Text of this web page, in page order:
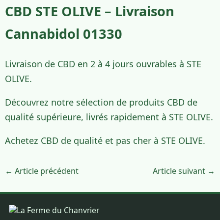
CBD STE OLIVE – Livraison
Cannabidol 01330
Livraison de CBD en 2 à 4 jours ouvrables à STE
OLIVE.
Découvrez notre sélection de produits CBD de
qualité supérieure, livrés rapidement à STE OLIVE.
Achetez CBD de qualité et pas cher à STE OLIVE.
← Article précédent Article suivant →